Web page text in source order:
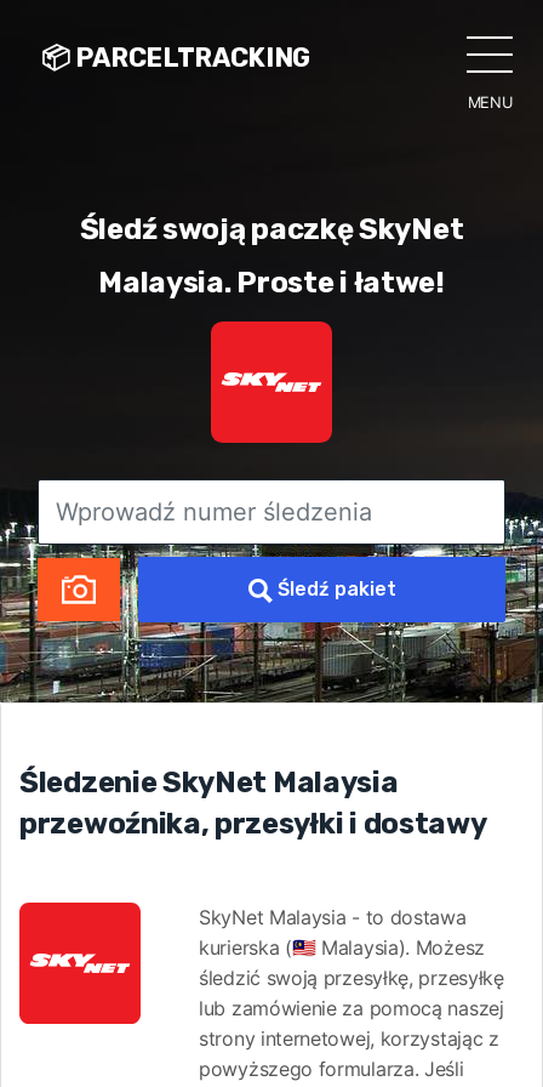
MENU
📦 PARCELTRACKING
Śledź swoją paczkę SkyNet
Malaysia. Proste i łatwe!
Śledź pakiet
Śledzenie SkyNet Malaysia
przewoźnika, przesyłki i dostawy
SkyNet Malaysia - to dostawa
kurierska (🇲🇾 Malaysia). Możesz
śledzić swoją przesyłkę, przesyłkę
lub zamówienie za pomocą naszej
strony internetowej, korzystając z
powyższego formularza. Jeśli